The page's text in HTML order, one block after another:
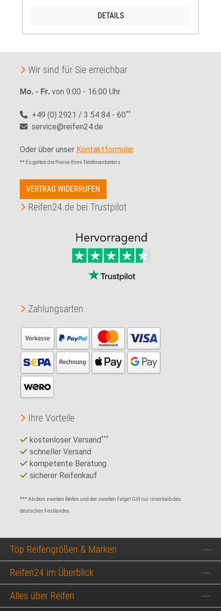
DETAILS
Wir sind für Sie erreichbar
Mo. - Fr. von 9:00 - 16:00 Uhr
+49 (0) 2921 / 3 54 84 - 60**
service@reifen24.de
Oder über unser Kontaktformular.
** Es gelten die Preise Ihres Telefonanbieters
VERTRAG WIDERRUFEN
Reifen24.de bei Trustpilot
Zahlungsarten
Ihre Vorteile
kostenloser Versand***
schneller Versand
kompetente Beratung
sicherer Reifenkauf
*** Ab dem zweiten Reifen und der zweiten Felge! Gilt nur innerhalb des
deutschen Festlandes.
Top Reifengrößen & Marken
Reifen24 im Überblick
Alles über Reifen